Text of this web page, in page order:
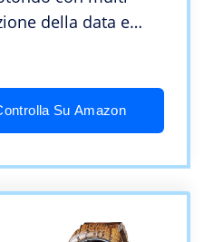
della data e
Su Amazon